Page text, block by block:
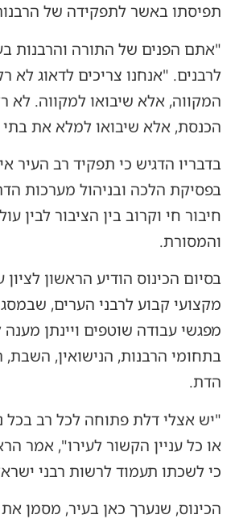
תפיסתו באשר לתפקידה של
"אתם הפנים של התורה והרבנות
לרבנים. "אנחנו צריכים לדאוג לא
המקווה, אלא שיבואו למקווה. לא
הכנסת, אלא שיבואו למלא את
בדבריו הדגיש כי תפקיד רב העיר
בפסיקת הלכה ובניהול מערכות
חיבור חי וקרוב בין הציבור לבין
והמסורת.
בסיום הכינוס הודיע הראשון
מקצועי קבוע לרבני הערים,
מפגשי עבודה שוטפים ויינתן מענה
בתחומי הרבנות, הנישואין, השבת,
הדת.
"יש אצלי דלת פתוחה לכל רב בכל
או כל עניין הקשור לעירו", אמר
כי לשכתו תעמוד לרשות רבני
הכינוס, שנערך כאן בעיר, מסמן